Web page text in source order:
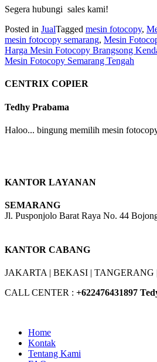
Segera hubungi sales kami!
Posted in JualTagged mesin fotocopy,
mesin fotocopy semarang, Mesin
Post
navigation
Harga Mesin Fotocopy Brangsong
Mesin Fotocopy Semarang Tengah
CENTRIX COPIER
Tedhy Prabama
Haloo... bingung memilih mesin
KANTOR LAYANAN
SEMARANG
Jl. Pusponjolo Barat Raya No. 44
KANTOR CABANG
JAKARTA | BEKASI | TANGERANG |
CALL CENTER : +622476431897
Home
Kontak
Tentang Kami